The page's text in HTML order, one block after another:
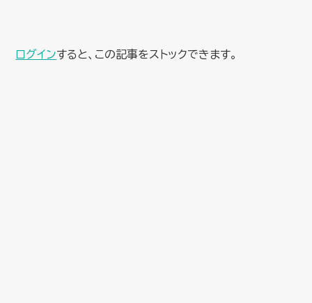
ログインすると、この記事をストックできます。